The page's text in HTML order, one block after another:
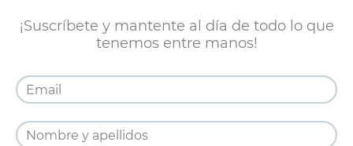
¡Suscríbete y mantente al día de todo lo que
tenemos entre manos!